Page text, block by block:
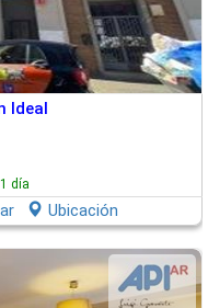
Ideal
día
Ubicación